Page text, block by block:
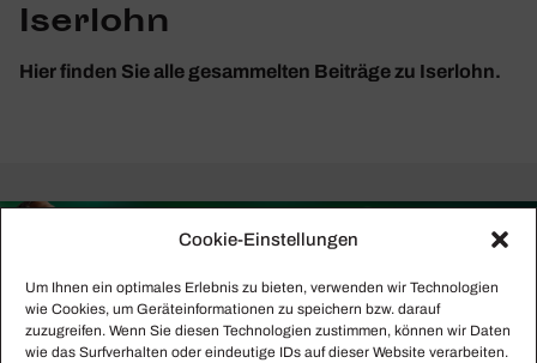
Cookie-Einstellungen
Um Ihnen ein optimales Erlebnis zu bieten, verwenden wir Technologien
wie Cookies, um Geräteinformationen zu speichern bzw. darauf
zuzugreifen. Wenn Sie diesen Technologien zustimmen, können wir Daten
wie das Surfverhalten oder eindeutige IDs auf dieser Website verarbeiten.
Iserlohn
Hier finden Sie alle gesammelten Beiträge zu Iserlohn.